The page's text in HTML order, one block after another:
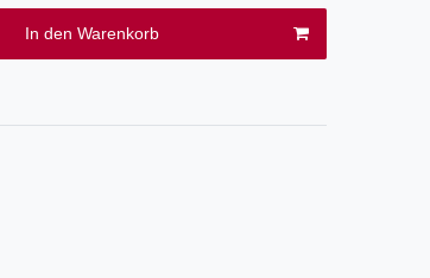
In den Warenkorb